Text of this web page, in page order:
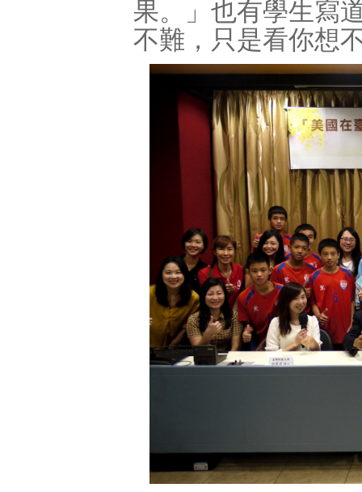
果。」也有學生寫
不難，只是看你想